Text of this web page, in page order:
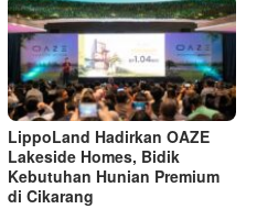
LippoLand Hadirkan OAZE
Lakeside Homes, Bidik
Kebutuhan Hunian Premium
di Cikarang